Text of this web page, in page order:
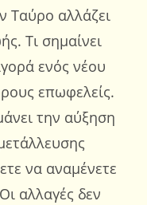
Ταύρο αλλάζει
Τι σημαίνει
ενός νέου
επωφελείς.
την αύξηση
να αναμένετε
αλλαγές δεν